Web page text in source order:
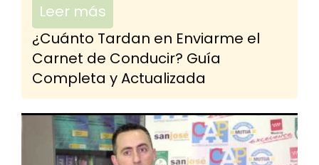
Leer más
¿Cuánto Tardan en Enviarme el
Carnet de Conducir? Guía
Completa y Actualizada